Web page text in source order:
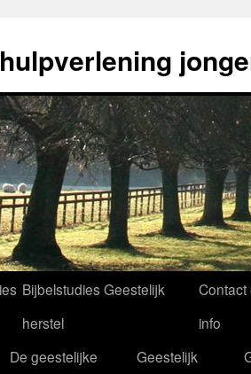
Bijbelstudies Geestelijk
herstel
Contact
info
De geestelijke
Geestelijk